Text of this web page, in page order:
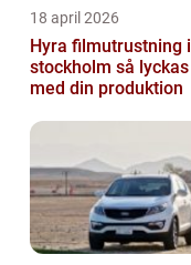
18 april 2026
Hyra filmutrustning i
stockholm så lyckas du
med din produktion